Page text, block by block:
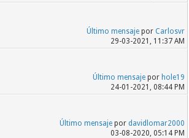
Último mensajepor Carlosvr
29-03-2021, 11:37 AM
Último mensajepor hole19
24-01-2021, 08:44 PM
Último mensajepor davidlomar2000
03-08-2020, 05:14 PM